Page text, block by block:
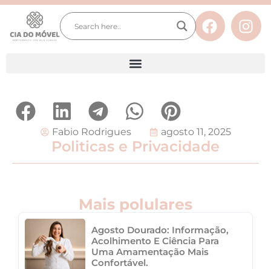
Fabio Rodrigues agosto 11, 2025
Politicas e Privacidade
Mais polulares
Agosto Dourado: Informação,
Acolhimento E Ciência Para
Uma Amamentação Mais
Confortável.